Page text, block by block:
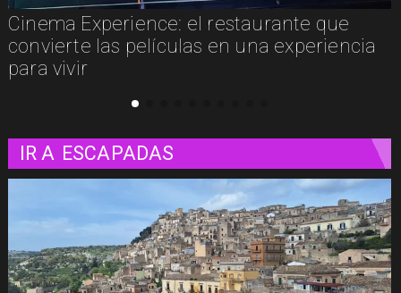
Cinema Experience: el restaurante que
convierte las películas en una experiencia
para vivir
IR A ESCAPADAS